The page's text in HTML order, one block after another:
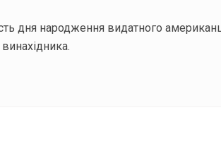
дня народження видатного